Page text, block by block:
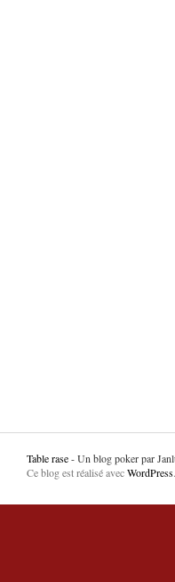
Table rase- Un blog poker par
Ce blog est réalisé avecWordPress.